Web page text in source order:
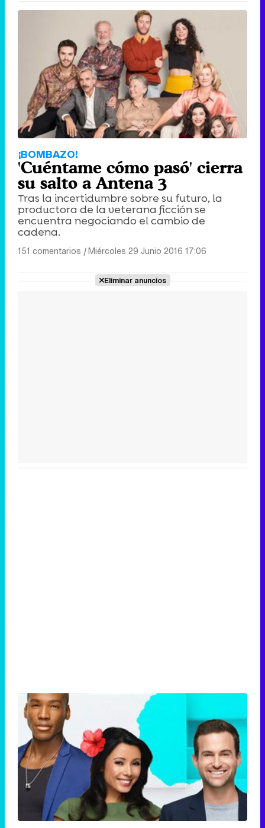
¡BOMBAZO!
'Cuéntame cómo pasó' cierra
su salto a Antena 3
Tras la incertidumbre sobre su futuro, la
productora de la veterana ficción se
encuentra negociando el cambio de
cadena.
151 comentarios |Miércoles 29 Junio 2016 17:06
Eliminar anuncios